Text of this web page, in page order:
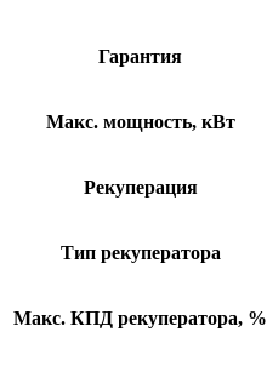
Гарантия
Макс. мощность, кВт
Рекуперация
Тип рекуператора
Макс. КПД рекуператора, %